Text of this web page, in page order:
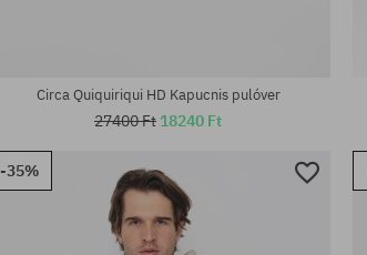
Circa Quiquiriqui HD Kapucnis pulóver
27400 Ft 18240 Ft
-35%